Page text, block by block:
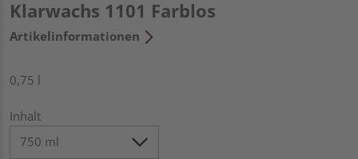
Klarwachs 1101 Farblos
Artikelinformationen
0,75 l
Inhalt